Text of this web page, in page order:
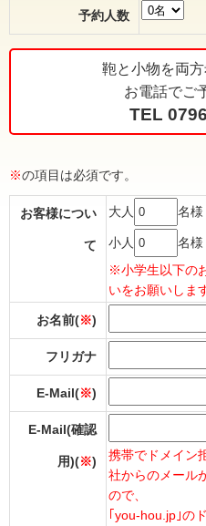
予約人数
鞄と小物を両
お電話でご
TEL
※の項目は必須です。
お客様につい
て
大人 名
小人
名
※小学生以下の
いをお願いしま
お名前(※)
フリガナ
E-Mail(※)
E-Mail(確認
用)(※)
携帯でドメイン
社からのメール
ので、
｢you-hou.jp｣の